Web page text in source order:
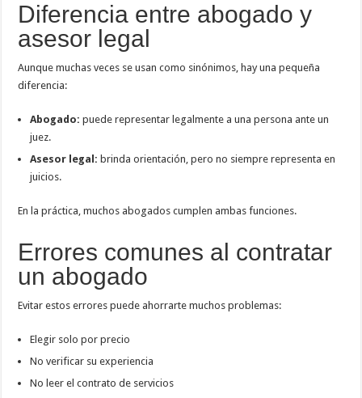
Diferencia entre abogado y
asesor legal
Aunque muchas veces se usan como sinónimos, hay una pequeña
diferencia:
Abogado: puede representar legalmente a una persona ante un
juez.
Asesor legal: brinda orientación, pero no siempre representa en
juicios.
En la práctica, muchos abogados cumplen ambas funciones.
Errores comunes al contratar
un abogado
Evitar estos errores puede ahorrarte muchos problemas:
Elegir solo por precio
No verificar su experiencia
No leer el contrato de servicios